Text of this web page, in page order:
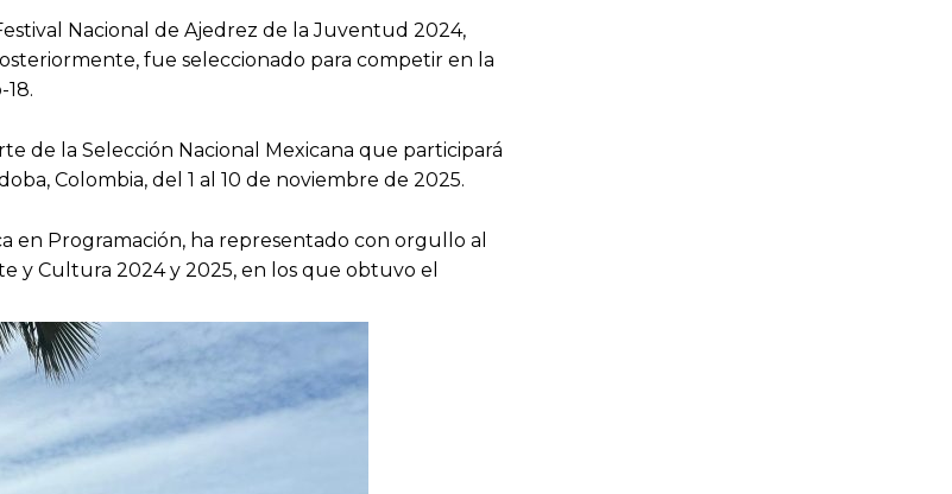
Nacional de Ajedrez de la Juventud 2024,
fue seleccionado para competir en la
de la Selección Nacional Mexicana que participará
Colombia, del 1 al 10 de noviembre de 2025.
en Programación, ha representado con orgullo al
y Cultura 2024 y 2025, en los que obtuvo el